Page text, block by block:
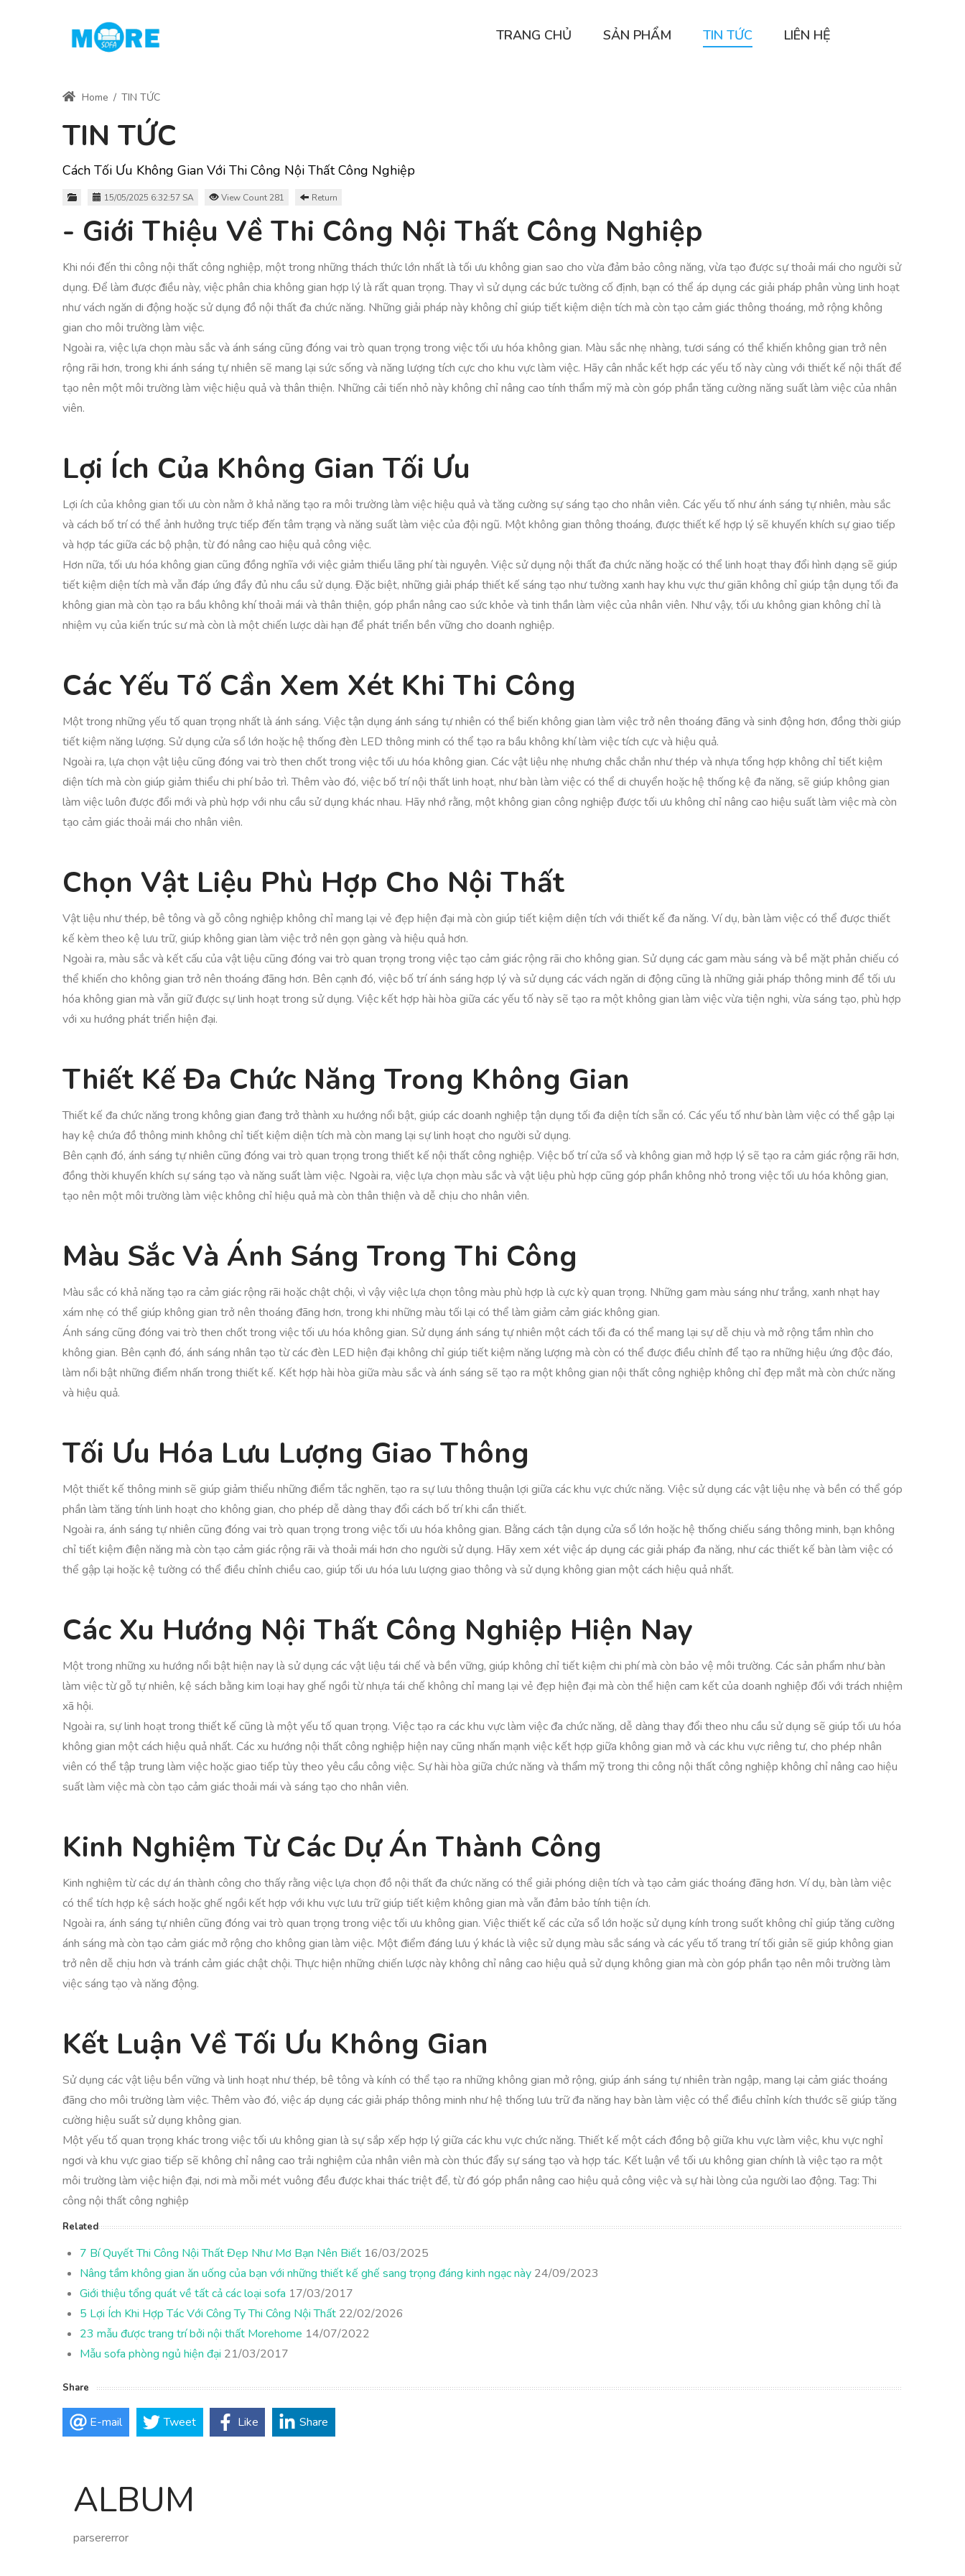
TRANG CHỦ SẢN PHẨM TIN TỨC LIÊN HỆ
Home / TIN TỨC
TIN TỨC
Cách Tối Ưu Không Gian Với Thi Công Nội Thất Công Nghiệp
15/05/2025 6:32:57 SA View Count 281 Return
- Giới Thiệu Về Thi Công Nội Thất Công Nghiệp
Khi nói đến thi công nội thất công nghiệp, một trong những thách thức lớn nhất là tối ưu không gian sao cho vừa đảm bảo công năng, vừa tạo được sự thoải mái cho người sử
dụng. Để làm được điều này, việc phân chia không gian hợp lý là rất quan trọng. Thay vì sử dụng các bức tường cố định, bạn có thể áp dụng các giải pháp phân vùng linh hoạt
như vách ngăn di động hoặc sử dụng đồ nội thất đa chức năng. Những giải pháp này không chỉ giúp tiết kiệm diện tích mà còn tạo cảm giác thông thoáng, mở rộng không
gian cho môi trường làm việc.
Ngoài ra, việc lựa chọn màu sắc và ánh sáng cũng đóng vai trò quan trọng trong việc tối ưu hóa không gian. Màu sắc nhẹ nhàng, tươi sáng có thể khiến không gian trở nên
rộng rãi hơn, trong khi ánh sáng tự nhiên sẽ mang lại sức sống và năng lượng tích cực cho khu vực làm việc. Hãy cân nhắc kết hợp các yếu tố này cùng với thiết kế nội thất để
tạo nên một môi trường làm việc hiệu quả và thân thiện. Những cải tiến nhỏ này không chỉ nâng cao tính thẩm mỹ mà còn góp phần tăng cường năng suất làm việc của nhân
viên.
Lợi Ích Của Không Gian Tối Ưu
Lợi ích của không gian tối ưu còn nằm ở khả năng tạo ra môi trường làm việc hiệu quả và tăng cường sự sáng tạo cho nhân viên. Các yếu tố như ánh sáng tự nhiên, màu sắc
và cách bố trí có thể ảnh hưởng trực tiếp đến tâm trạng và năng suất làm việc của đội ngũ. Một không gian thông thoáng, được thiết kế hợp lý sẽ khuyến khích sự giao tiếp
và hợp tác giữa các bộ phận, từ đó nâng cao hiệu quả công việc.
Hơn nữa, tối ưu hóa không gian cũng đồng nghĩa với việc giảm thiểu lãng phí tài nguyên. Việc sử dụng nội thất đa chức năng hoặc có thể linh hoạt thay đổi hình dạng sẽ giúp
tiết kiệm diện tích mà vẫn đáp ứng đầy đủ nhu cầu sử dụng. Đặc biệt, những giải pháp thiết kế sáng tạo như tường xanh hay khu vực thư giãn không chỉ giúp tận dụng tối đa
không gian mà còn tạo ra bầu không khí thoải mái và thân thiện, góp phần nâng cao sức khỏe và tinh thần làm việc của nhân viên. Như vậy, tối ưu không gian không chỉ là
nhiệm vụ của kiến trúc sư mà còn là một chiến lược dài hạn để phát triển bền vững cho doanh nghiệp.
Các Yếu Tố Cần Xem Xét Khi Thi Công
Một trong những yếu tố quan trọng nhất là ánh sáng. Việc tận dụng ánh sáng tự nhiên có thể biến không gian làm việc trở nên thoáng đãng và sinh động hơn, đồng thời giúp
tiết kiệm năng lượng. Sử dụng cửa sổ lớn hoặc hệ thống đèn LED thông minh có thể tạo ra bầu không khí làm việc tích cực và hiệu quả.
Ngoài ra, lựa chọn vật liệu cũng đóng vai trò then chốt trong việc tối ưu hóa không gian. Các vật liệu nhẹ nhưng chắc chắn như thép và nhựa tổng hợp không chỉ tiết kiệm
diện tích mà còn giúp giảm thiểu chi phí bảo trì. Thêm vào đó, việc bố trí nội thất linh hoạt, như bàn làm việc có thể di chuyển hoặc hệ thống kệ đa năng, sẽ giúp không gian
làm việc luôn được đổi mới và phù hợp với nhu cầu sử dụng khác nhau. Hãy nhớ rằng, một không gian công nghiệp được tối ưu không chỉ nâng cao hiệu suất làm việc mà còn
tạo cảm giác thoải mái cho nhân viên.
Chọn Vật Liệu Phù Hợp Cho Nội Thất
Vật liệu như thép, bê tông và gỗ công nghiệp không chỉ mang lại vẻ đẹp hiện đại mà còn giúp tiết kiệm diện tích với thiết kế đa năng. Ví dụ, bàn làm việc có thể được thiết
kế kèm theo kệ lưu trữ, giúp không gian làm việc trở nên gọn gàng và hiệu quả hơn.
Ngoài ra, màu sắc và kết cấu của vật liệu cũng đóng vai trò quan trọng trong việc tạo cảm giác rộng rãi cho không gian. Sử dụng các gam màu sáng và bề mặt phản chiếu có
thể khiến cho không gian trở nên thoáng đãng hơn. Bên cạnh đó, việc bố trí ánh sáng hợp lý và sử dụng các vách ngăn di động cũng là những giải pháp thông minh để tối ưu
hóa không gian mà vẫn giữ được sự linh hoạt trong sử dụng. Việc kết hợp hài hòa giữa các yếu tố này sẽ tạo ra một không gian làm việc vừa tiện nghi, vừa sáng tạo, phù hợp
với xu hướng phát triển hiện đại.
Thiết Kế Đa Chức Năng Trong Không Gian
Thiết kế đa chức năng trong không gian đang trở thành xu hướng nổi bật, giúp các doanh nghiệp tận dụng tối đa diện tích sẵn có. Các yếu tố như bàn làm việc có thể gập lại
hay kệ chứa đồ thông minh không chỉ tiết kiệm diện tích mà còn mang lại sự linh hoạt cho người sử dụng.
Bên cạnh đó, ánh sáng tự nhiên cũng đóng vai trò quan trọng trong thiết kế nội thất công nghiệp. Việc bố trí cửa sổ và không gian mở hợp lý sẽ tạo ra cảm giác rộng rãi hơn,
đồng thời khuyến khích sự sáng tạo và năng suất làm việc. Ngoài ra, việc lựa chọn màu sắc và vật liệu phù hợp cũng góp phần không nhỏ trong việc tối ưu hóa không gian,
tạo nên một môi trường làm việc không chỉ hiệu quả mà còn thân thiện và dễ chịu cho nhân viên.
Màu Sắc Và Ánh Sáng Trong Thi Công
Màu sắc có khả năng tạo ra cảm giác rộng rãi hoặc chật chội, vì vậy việc lựa chọn tông màu phù hợp là cực kỳ quan trọng. Những gam màu sáng như trắng, xanh nhạt hay
xám nhẹ có thể giúp không gian trở nên thoáng đãng hơn, trong khi những màu tối lại có thể làm giảm cảm giác không gian.
Ánh sáng cũng đóng vai trò then chốt trong việc tối ưu hóa không gian. Sử dụng ánh sáng tự nhiên một cách tối đa có thể mang lại sự dễ chịu và mở rộng tầm nhìn cho
không gian. Bên cạnh đó, ánh sáng nhân tạo từ các đèn LED hiện đại không chỉ giúp tiết kiệm năng lượng mà còn có thể được điều chỉnh để tạo ra những hiệu ứng độc đáo,
làm nổi bật những điểm nhấn trong thiết kế. Kết hợp hài hòa giữa màu sắc và ánh sáng sẽ tạo ra một không gian nội thất công nghiệp không chỉ đẹp mắt mà còn chức năng
và hiệu quả.
Tối Ưu Hóa Lưu Lượng Giao Thông
Một thiết kế thông minh sẽ giúp giảm thiểu những điểm tắc nghẽn, tạo ra sự lưu thông thuận lợi giữa các khu vực chức năng. Việc sử dụng các vật liệu nhẹ và bền có thể góp
phần làm tăng tính linh hoạt cho không gian, cho phép dễ dàng thay đổi cách bố trí khi cần thiết.
Ngoài ra, ánh sáng tự nhiên cũng đóng vai trò quan trọng trong việc tối ưu hóa không gian. Bằng cách tận dụng cửa sổ lớn hoặc hệ thống chiếu sáng thông minh, bạn không
chỉ tiết kiệm điện năng mà còn tạo cảm giác rộng rãi và thoải mái hơn cho người sử dụng. Hãy xem xét việc áp dụng các giải pháp đa năng, như các thiết kế bàn làm việc có
thể gập lại hoặc kệ tường có thể điều chỉnh chiều cao, giúp tối ưu hóa lưu lượng giao thông và sử dụng không gian một cách hiệu quả nhất.
Các Xu Hướng Nội Thất Công Nghiệp Hiện Nay
Một trong những xu hướng nổi bật hiện nay là sử dụng các vật liệu tái chế và bền vững, giúp không chỉ tiết kiệm chi phí mà còn bảo vệ môi trường. Các sản phẩm như bàn
làm việc từ gỗ tự nhiên, kệ sách bằng kim loại hay ghế ngồi từ nhựa tái chế không chỉ mang lại vẻ đẹp hiện đại mà còn thể hiện cam kết của doanh nghiệp đối với trách nhiệm
xã hội.
Ngoài ra, sự linh hoạt trong thiết kế cũng là một yếu tố quan trọng. Việc tạo ra các khu vực làm việc đa chức năng, dễ dàng thay đổi theo nhu cầu sử dụng sẽ giúp tối ưu hóa
không gian một cách hiệu quả nhất. Các xu hướng nội thất công nghiệp hiện nay cũng nhấn mạnh việc kết hợp giữa không gian mở và các khu vực riêng tư, cho phép nhân
viên có thể tập trung làm việc hoặc giao tiếp tùy theo yêu cầu công việc. Sự hài hòa giữa chức năng và thẩm mỹ trong thi công nội thất công nghiệp không chỉ nâng cao hiệu
suất làm việc mà còn tạo cảm giác thoải mái và sáng tạo cho nhân viên.
Kinh Nghiệm Từ Các Dự Án Thành Công
Kinh nghiệm từ các dự án thành công cho thấy rằng việc lựa chọn đồ nội thất đa chức năng có thể giải phóng diện tích và tạo cảm giác thoáng đãng hơn. Ví dụ, bàn làm việc
có thể tích hợp kệ sách hoặc ghế ngồi kết hợp với khu vực lưu trữ giúp tiết kiệm không gian mà vẫn đảm bảo tính tiện ích.
Ngoài ra, ánh sáng tự nhiên cũng đóng vai trò quan trọng trong việc tối ưu không gian. Việc thiết kế các cửa sổ lớn hoặc sử dụng kính trong suốt không chỉ giúp tăng cường
ánh sáng mà còn tạo cảm giác mở rộng cho không gian làm việc. Một điểm đáng lưu ý khác là việc sử dụng màu sắc sáng và các yếu tố trang trí tối giản sẽ giúp không gian
trở nên dễ chịu hơn và tránh cảm giác chật chội. Thực hiện những chiến lược này không chỉ nâng cao hiệu quả sử dụng không gian mà còn góp phần tạo nên môi trường làm
việc sáng tạo và năng động.
Kết Luận Về Tối Ưu Không Gian
Sử dụng các vật liệu bền vững và linh hoạt như thép, bê tông và kính có thể tạo ra những không gian mở rộng, giúp ánh sáng tự nhiên tràn ngập, mang lại cảm giác thoáng
đãng cho môi trường làm việc. Thêm vào đó, việc áp dụng các giải pháp thông minh như hệ thống lưu trữ đa năng hay bàn làm việc có thể điều chỉnh kích thước sẽ giúp tăng
cường hiệu suất sử dụng không gian.
Một yếu tố quan trọng khác trong việc tối ưu không gian là sự sắp xếp hợp lý giữa các khu vực chức năng. Thiết kế một cách đồng bộ giữa khu vực làm việc, khu vực nghỉ
ngơi và khu vực giao tiếp sẽ không chỉ nâng cao trải nghiệm của nhân viên mà còn thúc đẩy sự sáng tạo và hợp tác. Kết luận về tối ưu không gian chính là việc tạo ra một
môi trường làm việc hiện đại, nơi mà mỗi mét vuông đều được khai thác triệt để, từ đó góp phần nâng cao hiệu quả công việc và sự hài lòng của người lao động. Tag: Thi
công nội thất công nghiệp
Related
7 Bí Quyết Thi Công Nội Thất Đẹp Như Mơ Bạn Nên Biết 16/03/2025
Nâng tầm không gian ăn uống của bạn với những thiết kế ghế sang trọng đáng kinh ngạc này 24/09/2023
Giới thiệu tổng quát về tất cả các loại sofa 17/03/2017
5 Lợi Ích Khi Hợp Tác Với Công Ty Thi Công Nội Thất 22/02/2026
23 mẫu được trang trí bởi nội thất Morehome 14/07/2022
Mẫu sofa phòng ngủ hiện đại 21/03/2017
Share
E-mail Tweet Like Share
ALBUM
parsererror